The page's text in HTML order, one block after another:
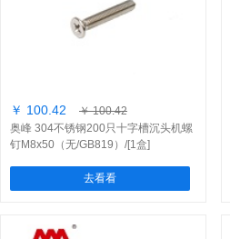
￥ 100.42
￥ 100.42
奥峰 304不锈钢200只十字槽沉头机螺
钉M8x50（无/GB819）/[1盒]
去看看